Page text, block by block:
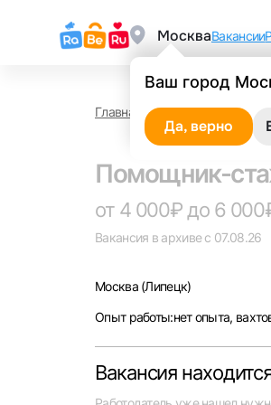
Москва
Ваш город
Да, верно
Вакансии
Главная Работа в Москве
Помощник-
от 4 000₽ до 6
Вакансия в архиве с 07.08.26
Москва (Липецк)
Опыт работы:нет опыта,
Вакансия